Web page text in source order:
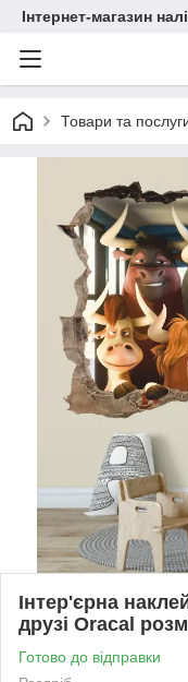
Інтернет-магазин
Товари та
Інтер'єрна
друзі Oracal
Готово до відправки